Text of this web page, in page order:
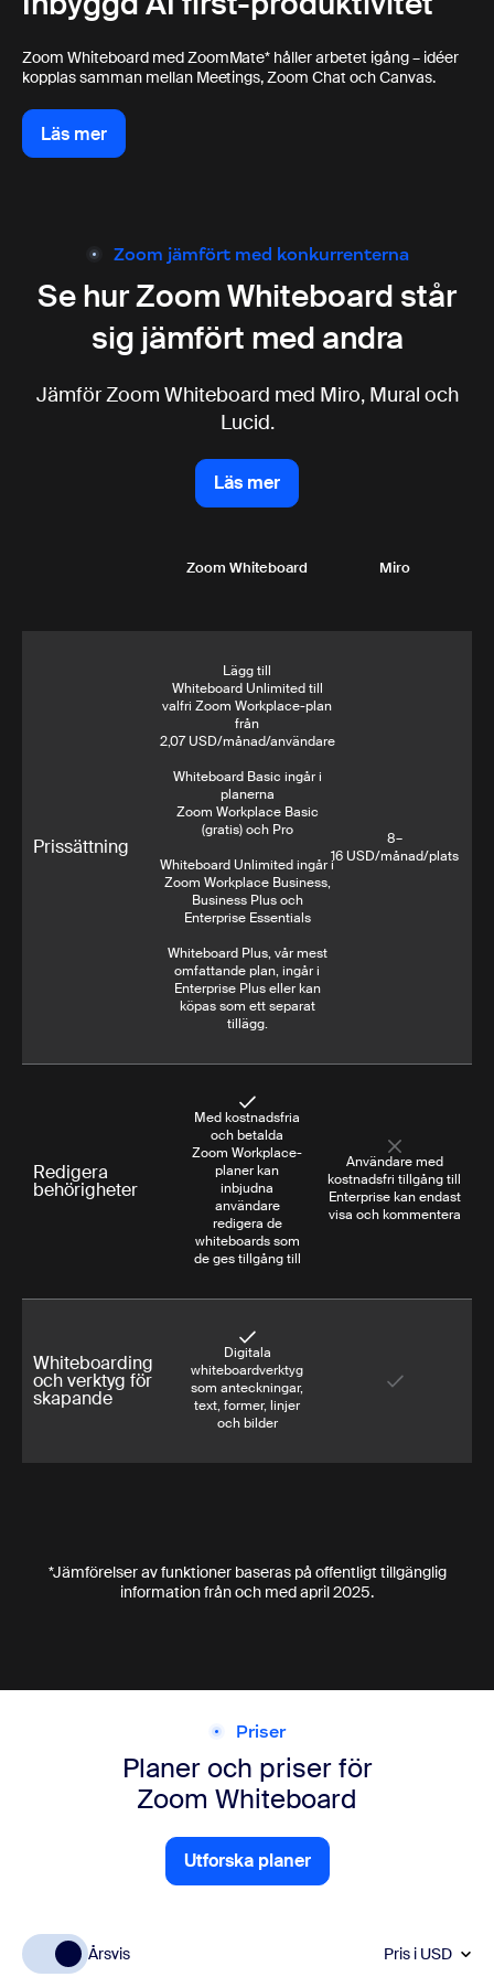
Zoom Whiteboard med ZoomMate* håller arbetet igång – idéer
kopplas samman mellan Meetings, Zoom Chat och Canvas.
Läs mer
Läs mer
Zoom jämfört med konkurrenterna
Se hur Zoom Whiteboard står
sig jämfört med andra
Jämför Zoom Whiteboard med Miro, Mural och
Lucid.
Läs mer
Läs mer
Zoom Whiteboard Miro
Prissättning
Lägg till
Whiteboard Unlimited till
valfri Zoom Workplace-plan
från
2,07 USD/månad/användare
Whiteboard Basic ingår i
planerna
Zoom Workplace Basic
(gratis) och Pro
Whiteboard Unlimited ingår i
Zoom Workplace Business,
Business Plus och
Enterprise Essentials
Whiteboard Plus, vår mest
omfattande plan, ingår i
Enterprise Plus eller kan
köpas som ett separat
tillägg.
8–
16 USD/månad/plats
Redigera
behörigheter
Med kostnadsfria
och betalda
Zoom Workplace-
planer kan
inbjudna
användare
redigera de
whiteboards som
de ges tillgång till
Användare med
kostnadsfri tillgång till
Enterprise kan endast
visa och kommentera
Whiteboarding
och verktyg för
skapande
Digitala
whiteboardverktyg
som anteckningar,
text, former, linjer
och bilder
*Jämförelser av funktioner baseras på offentligt tillgänglig
information från och med april 2025.
Priser
Planer och priser för
Zoom Whiteboard
Utforska planer
Utforska planer
Årsvis Pris i USD